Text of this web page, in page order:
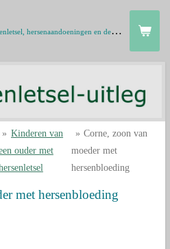
A
lles over hersenletsel, hersenaandoeningen en de hersenen in gewone taal
» Kinderen van
ouder met
» Corne, zoon van
moeder met
hersenbloeding
met hersenbloeding